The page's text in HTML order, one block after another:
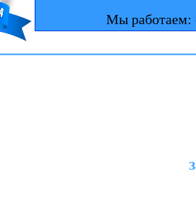
Мы работаем: